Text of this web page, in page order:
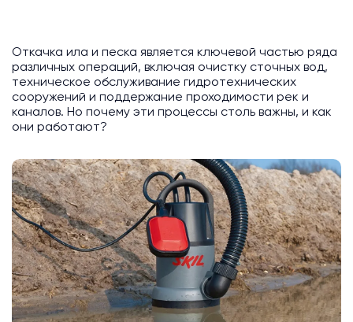
Откачка ила и песка является ключевой частью ряда
различных операций, включая очистку сточных вод,
техническое обслуживание гидротехнических
сооружений и поддержание проходимости рек и
каналов. Но почему эти процессы столь важны, и как
они работают?